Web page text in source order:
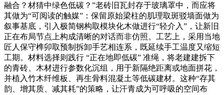
融合？材猜中绿色低碳？”老砖旧瓦封存于玻璃罩中，而应将
其做为“可阅读的触媒”：保留原始梁柱的肌理取斑驳墙面做为
叙事基底，引入极简钢构取模块化木做进行“轻介入”，让新旧
正在布局节点上构成清晰的对话而非仿照。工艺上，采用当地
匠人保守榫卯取预制拆卸手艺相连系，既延续手工温度又缩短
工期。材料选择则践行 “正在地即低碳” 准绳，将老建建拆下
的青砖、木材进行参数化沉组，用于新隔绝距离或地面拼花，
并植入竹木纤维板、再生骨料混凝土等低碳建材。这种“存其
韵、增其质、减其耗”的策略，让汗青成为可呼吸的空间布